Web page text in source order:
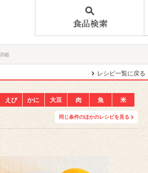
細
レシピ一覧に戻る
えび かに 大豆 肉 魚 米
同じ条件のほかのレシピを見る